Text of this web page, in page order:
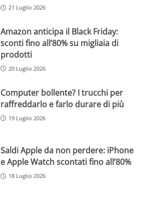
21 Luglio 2026
Amazon anticipa il Black Friday:
sconti fino all’80% su migliaia di
prodotti
20 Luglio 2026
Computer bollente? I trucchi per
raffreddarlo e farlo durare di più
19 Luglio 2026
Saldi Apple da non perdere: iPhone
e Apple Watch scontati fino all’80%
18 Luglio 2026